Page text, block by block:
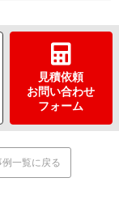
見積依頼
お問い合わせ
フォーム
一覧に戻る